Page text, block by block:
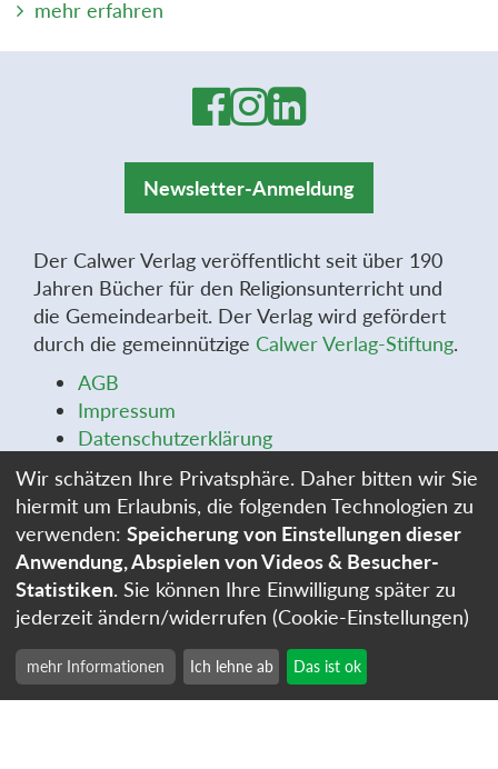
mehr erfahren
Newsletter-Anmeldung
Der Calwer Verlag veröffentlicht seit über 190
Jahren Bücher für den Religionsunterricht und
die Gemeindearbeit. Der Verlag wird gefördert
durch die gemeinnützige Calwer Verlag-Stiftung.
AGB
Impressum
Datenschutzerklärung
Widerrufsbelehrung
Widerrufsformular
Stellenangebote
Cookie-Einstellungen
Wir schätzen Ihre Privatsphäre. Daher bitten wir Sie
hiermit um Erlaubnis, die folgenden Technologien zu
verwenden: Speicherung von Einstellungen dieser
Anwendung, Abspielen von Videos & Besucher-
Statistiken. Sie können Ihre Einwilligung später zu
jederzeit ändern/widerrufen (Cookie-Einstellungen)
mehr Informationen Ich lehne ab Das ist ok